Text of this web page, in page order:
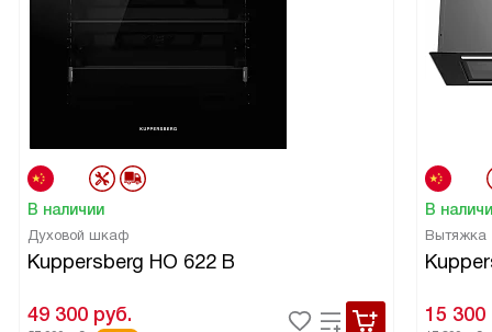
В наличии
Духовой шкаф
Kuppersberg HO 622 B
49 300 руб.
В
Вытяжка
15 300